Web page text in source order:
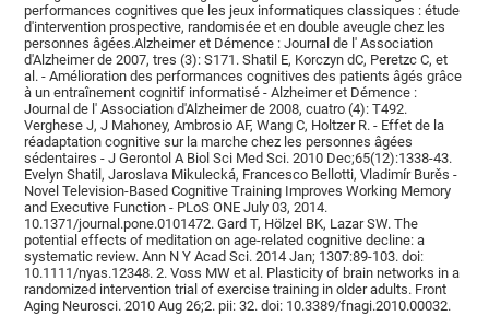
performances cognitives que les jeux informatiques classiques : étude
d'intervention prospective, randomisée et en double aveugle chez les
personnes âgées.Alzheimer et Démence : Journal de l' Association
d'Alzheimer de 2007, tres (3): S171. Shatil E, Korczyn dC, Peretzc C, et
al. - Amélioration des performances cognitives des patients âgés grâce
à un entraînement cognitif informatisé - Alzheimer et Démence :
Journal de l' Association d'Alzheimer de 2008, cuatro (4): T492.
Verghese J, J Mahoney, Ambrosio AF, Wang C, Holtzer R. - Effet de la
réadaptation cognitive sur la marche chez les personnes âgées
sédentaires - J Gerontol A Biol Sci Med Sci. 2010 Dec;65(12):1338-43.
Evelyn Shatil, Jaroslava Mikulecká, Francesco Bellotti, Vladimír Burěs -
Novel Television-Based Cognitive Training Improves Working Memory
and Executive Function - PLoS ONE July 03, 2014.
10.1371/journal.pone.0101472. Gard T, Hölzel BK, Lazar SW. The
potential effects of meditation on age-related cognitive decline: a
systematic review. Ann N Y Acad Sci. 2014 Jan; 1307:89-103. doi:
10.1111/nyas.12348. 2. Voss MW et al. Plasticity of brain networks in a
randomized intervention trial of exercise training in older adults. Front
Aging Neurosci. 2010 Aug 26;2. pii: 32. doi: 10.3389/fnagi.2010.00032.